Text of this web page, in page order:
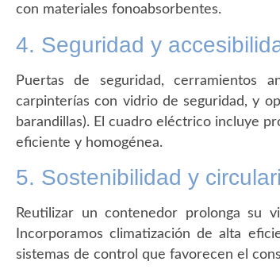
con materiales fonoabsorbentes.
4. Seguridad y
Puertas de seguridad, cerramientos
carpinterías con vidrio de seguridad, y
barandillas). El cuadro eléctrico incluye
eficiente y homogénea.
5. Sostenibilidad y
Reutilizar un contenedor prolonga su
Incorporamos climatización de alta
sistemas de control que favorecen el